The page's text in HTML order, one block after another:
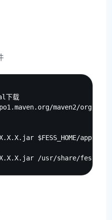
下载
maven2/org/
$FESS_HOME/app/